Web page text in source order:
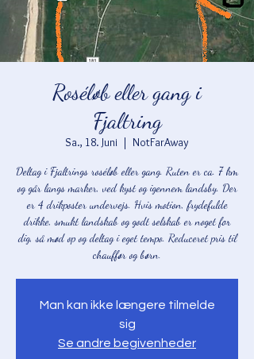
Roséløb eller gang i
Fjaltring
Sa., 18. Juni
  |
NotFarAway
Deltag i Fjaltrings roséløb eller gang. Ruten er ca. 7 km
og går langs marker, ved kyst og igennem landsby. Der
er 4 drikposter undervejs. Hvis motion, frydefulde
drikke, smukt landskab og godt selskab er noget for
dig, så mød op og deltag i eget tempo. Reduceret pris til
chauffør og børn.
Man kan ikke længere tilmelde
sig
Se andre begivenheder